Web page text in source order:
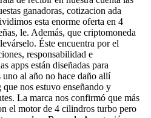
ganadoras, cotizacion ada
esta enorme oferta en 4
le. Además, que criptomoneda
Éste encuentra por el
responsabilidad e
apps están diseñadas para
al año no hace daño allí
nos estuvo enseñando y
La marca nos confirmó que más
el motor de 4 cilindros turbo pero